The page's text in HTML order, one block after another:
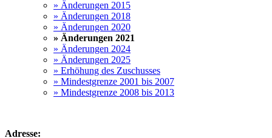
» Änderungen 2015
» Änderungen 2018
» Änderungen 2020
» Änderungen 2021
» Änderungen 2024
» Änderungen 2025
» Erhöhung des Zuschusses
» Mindestgrenze 2001 bis 2007
» Mindestgrenze 2008 bis 2013
Adresse: